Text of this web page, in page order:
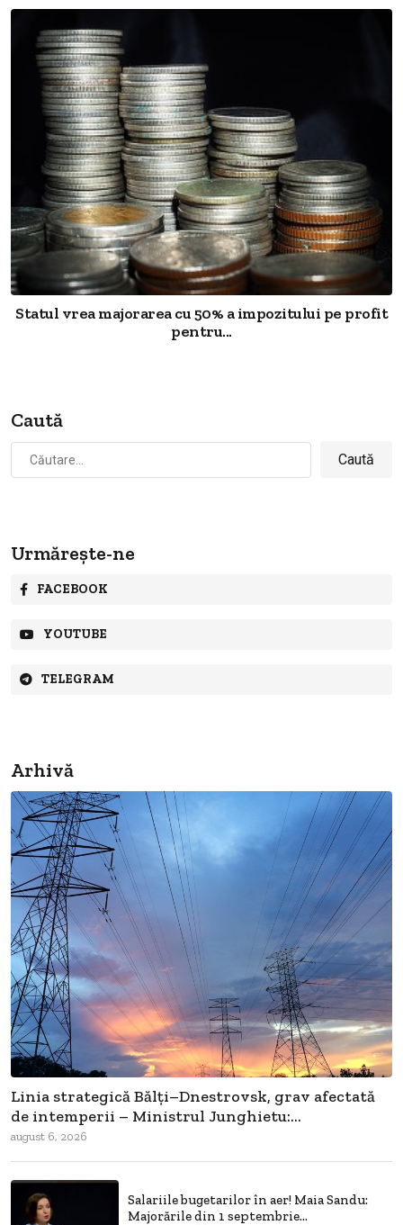
Statul vrea majorarea cu 50% a impozitului pe profit
pentru...
Caută
Caută
după:
Urmărește-ne
FACEBOOK
YOUTUBE
TELEGRAM
Arhivă
Linia strategică Bălți–Dnestrovsk, grav afectată
de intemperii – Ministrul Junghietu:...
august 6, 2026
Salariile bugetarilor în aer! Maia Sandu:
Majorările din 1 septembrie...